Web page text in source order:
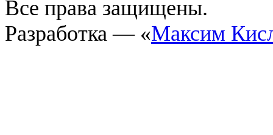
Все права защищены.
Разработка — «Максим